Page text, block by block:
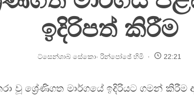
ඉදිරිපත් කිරීම
ට්සෙන්ශාබ් සේකොං රින්පෝඡේ හිමි 22:21
වූ ශ්‍රේණිගත මාර්ගයේ ඉදිරියට ගමන්